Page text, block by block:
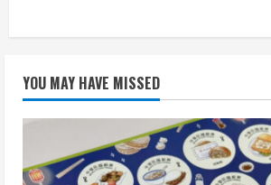
YOU MAY HAVE MISSED